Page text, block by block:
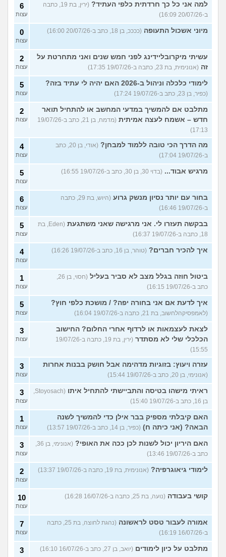
למה אני כל כך חרדתית כלפי העתיד?
(ירין, בת 19, כתבה
ב-20/07/26 16:09)
6
עצות
מיוני אשכול התעופה (ככככ, בן 18, כתב ב-20/07/26 16:00) 0
עצות
עשיתי מיקרובליידינג לפני חמש שנים ואני מתחרטת על
זה (אנונימית, בת 23, כתבה ב-19/07/26 17:35)
2
עצות
לימודי כלכלה וניהול ב-2026 האם יהיה לי עתיד בזה?
(כפיר, בן 23, כתב ב-19/07/26 17:24)
5
עצות
מתלבט אם להמשיך במדעי המחשב או להתחיל תואר
חדש – אשמח לעצה אמיתית
(מדמח, בן 21, כתב ב-19/07/26
17:13)
2
עצות
מה הדרך הכי טובה ללמוד למבחן?
(אודי, בן 20, כתב
ב-19/07/26 17:04)
4
עצות
מרגיש אבוד... (בדוי 30, בן 30, כתב ב-19/07/26 16:55) 5
עצות
בחור עם יותר נסיון מנשק גרוע
(היוש, בת 29, כתבה
ב-19/07/26 16:46)
6
עצות
בבקשה תעזרו לי. אני מרגישה שאני משתגעת
(Eden, בת
18, כתבה ב-19/07/26 16:37)
5
עצות
איך להכיר חברים? (טוהר, בן 16, כתב ב-19/07/26 16:26) 4
עצות
ביטול חוזה בגלל מצב לא סביר בעליל
(חסוי, בן 26,
כתב ב-19/07/26 16:15)
1
עצות
איך לדעת אם אני בחורה יפה? / מושכת כלפי חוץ?
(לאמפסיקהלחשוב, בת 21, כתבה ב-19/07/26 16:04)
5
עצות
לצאת לעצמאות או לרדוף אחרי החלום? החישוב
הכלכלי שלי לא מסתדר
(ירין, בת 19, כתבה ב-19/07/26
15:55)
3
עצות
עזרה ויעוץ: בזוגיות מדהימה אבל חושק בבנות אחרות
(אנונימי, בן 20, כתב ב-19/07/26 15:44)
3
עצות
ראיתי מישהו בטיסה והתביישתי להתחיל איתו
(Stoyosach,
בן 16, כתב ב-19/07/26 15:40)
3
עצות
האם קיבלתי מספיק בבר אילן כדי להמשיך לשנה
הבאה? (אני כיתה ח) (כפיר, בן 14, כתב ב-19/07/26 13:57)
1
עצות
האם היריון יכול לשנות לכן ככה את האופי?
(אנונימי, בן 36,
כתב ב-19/07/26 13:46)
3
עצות
לימודי גיאוגרפיה? (אנונימית, בת 19, כתבה ב-19/07/26 13:37) 2
עצות
קושי בעבודה (נועה, בת 25, כתבה ב-16/07/26 16:28) 10
עצות
אמורה לעבור טסט לראשונה
(נהגת לחוצה, בת 25, כתבה
ב-16/07/26 16:19)
7
עצות
מתלבט על כיון לימודים (יואב, בן 27, כתב ב-16/07/26 16:10) 3